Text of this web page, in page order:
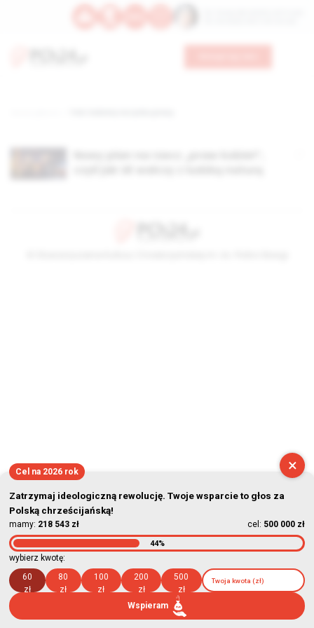
×
Cel na 2026 rok
Zatrzymaj ideologiczną rewolucję. Twoje wsparcie to głos za
Polską chrześcijańską!
mamy: 218 543 zł cel: 500 000 zł
44%
wybierz kwotę:
60
zł
80
zł
100
zł
200
zł
500
zł
Wspieram